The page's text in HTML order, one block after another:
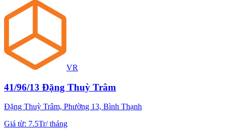
VR
41/96/13 Đặng Thuỳ Trâm
Đặng Thuỳ Trâm, Phường 13, Bình Thạnh
Giá từ: 7.5Tr/tháng